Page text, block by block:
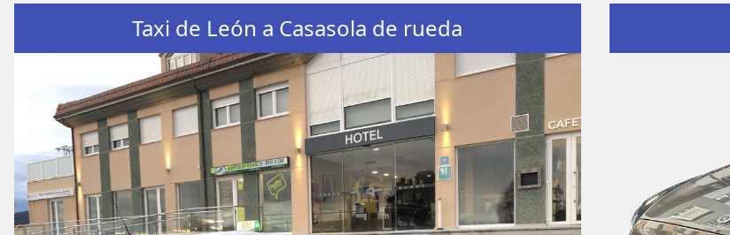
Taxi de León a Casasola de rueda